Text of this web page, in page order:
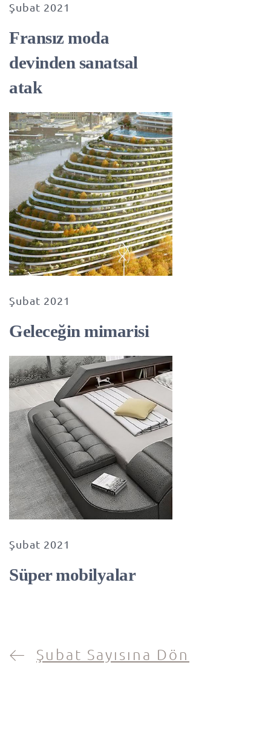
Şubat 2021
Fransız moda
devinden sanatsal
atak
Şubat 2021
Geleceğin mimarisi
Şubat 2021
Süper mobilyalar
Şubat Sayısına Dön